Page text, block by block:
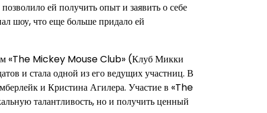
ей получить опыт и заявить о себе
шоу, что еще больше придало ей
«The Mickey Mouse Club» (Клуб Микки
и стала одной из его ведущих участниц. В
и Кристина Агилера. Участие в «The
талантливость, но и получить ценный